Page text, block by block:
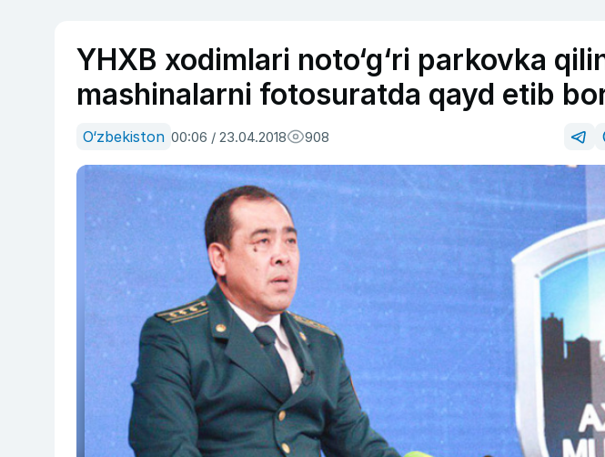
YHXB xodimlari noto‘g‘ri parkovka
mashinalarni fotosuratda qayd etib
O‘zbekiston 00:06 / 23.04.2018 908